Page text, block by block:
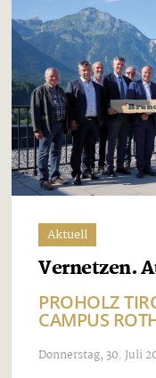
Aktuell
Vernetzen.
PROHOLZ
CAMPUS
Donnerstag, 30. Juli